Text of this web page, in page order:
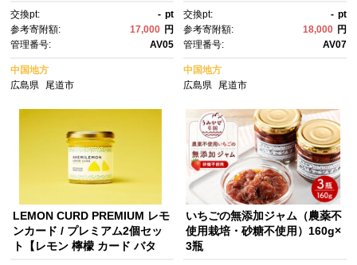
プレッド 人気 おすすめ 広島
県 尾道市】
交換pt: - pt
参考寄附額:
17,000 円
管理番号:
AV05
中国地方
広島県
尾道市
ド バター フルーツ 果物 ソー
ス スイーツ デザート バター ス
プレッド 人気 おすすめ 広島
県 尾道市】
交換pt: - pt
参考寄附額:
18,000 円
管理番号:
AV07
中国地方
広島県
尾道市
LEMON CURD PREMIUM レモ
ンカード / プレミアム2個セッ
ト【レモン 檸檬 カード バタ
いちごの無添加ジャム（農薬不
使用栽培・砂糖不使用）160g×
3瓶